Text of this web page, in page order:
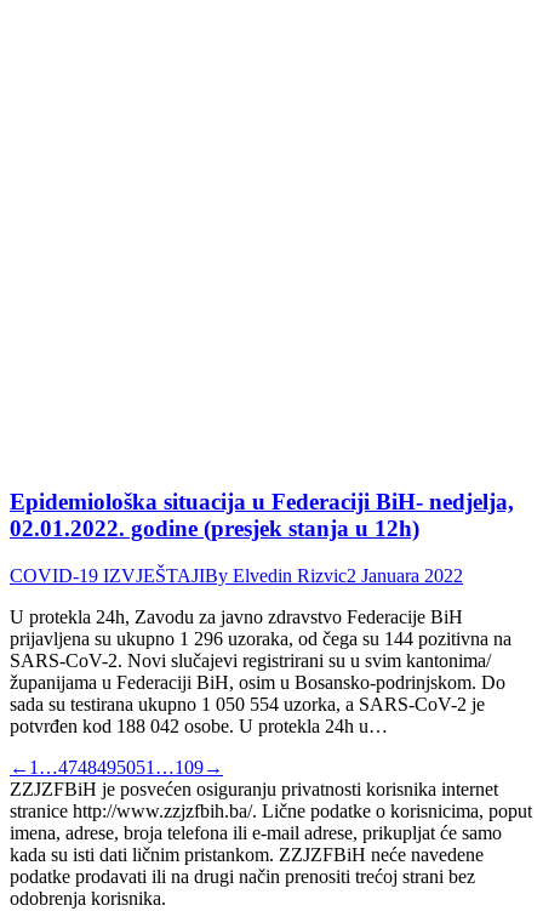
Epidemiološka situacija u Federaciji BiH- nedjelja,
02.01.2022. godine (presjek stanja u 12h)
COVID-19 IZVJEŠTAJIBy Elvedin Rizvic2 Januara 2022
U protekla 24h, Zavodu za javno zdravstvo Federacije BiH
prijavljena su ukupno 1 296 uzoraka, od čega su 144 pozitivna na
SARS-CoV-2. Novi slučajevi registrirani su u svim kantonima/
županijama u Federaciji BiH, osim u Bosansko-podrinjskom. Do
sada su testirana ukupno 1 050 554 uzorka, a SARS-CoV-2 je
potvrđen kod 188 042 osobe. U protekla 24h u…
← 1 …4748495051 …109→
ZZJZFBiH je posvećen osiguranju privatnosti korisnika internet
stranice http://www.zzjzfbih.ba/. Lične podatke o korisnicima, poput
imena, adrese, broja telefona ili e-mail adrese, prikupljat će samo
kada su isti dati ličnim pristankom. ZZJZFBiH neće navedene
podatke prodavati ili na drugi način prenositi trećoj strani bez
odobrenja korisnika.